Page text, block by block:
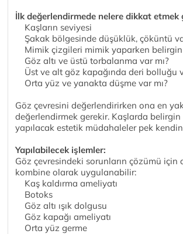
İlk değerlendirmede nelere dikkat etmek
Kaşların seviyesi
Şakak bölgesinde düşüklük, çöküntü
Mimik çizgileri mimik yaparken
Göz altı ve üstü torbalanma var mı?
Üst ve alt göz kapağında deri bolluğu
Orta yüz ve yanakta düşme var mı?
Göz çevresini değerlendirirken ona en
değerlendirmek gerekir. Kaşlarda
yapılacak estetik müdahaleler pek
Yapılabilecek işlemler:
Göz çevresindeki sorunların çözümü
kombine olarak uygulanabilir:
Kaş kaldırma ameliyatı
Botoks
Göz altı ışık dolgusu
Göz kapağı ameliyatı
Orta yüz germe